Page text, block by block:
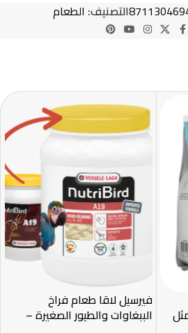
التصنيف: الطعام
فيرسيل لاقا طعام فراخ
الببغاوات والطيور الصغيرة –